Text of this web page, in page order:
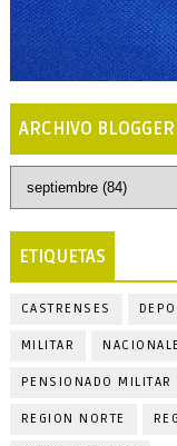
ARCHIVO BLOGGER
ETIQUETAS
CASTRENSES
MILITAR
PENSIONADO MILITAR
REGION NORTE